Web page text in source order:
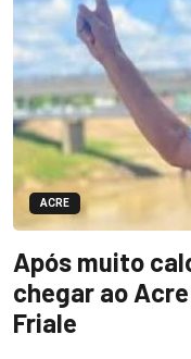
ACRE
Após muito
chegar ao
Friale